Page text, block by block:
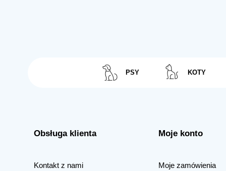
PSY KOTY
Obsługa klienta
Kontakt z nami
Moje konto
Moje zamówienia